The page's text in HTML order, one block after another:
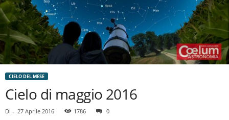
CIELO DEL MESE
Cielo di maggio 2016
Di - 27 Aprile 2016 1786 0